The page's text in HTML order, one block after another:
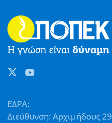
ΕΔΡΑ:
Διεύθυνση: Αρχιμήδους 29